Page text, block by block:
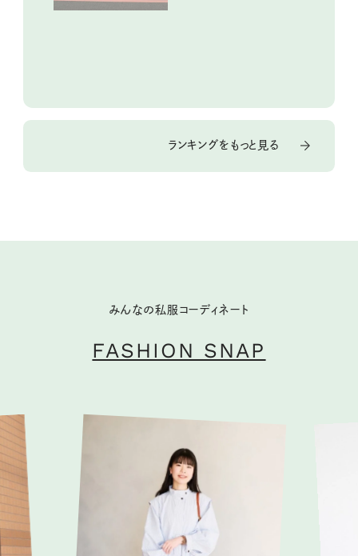
ランキングをもっと見る
みんなの私服コーディネート
FASHION SNAP